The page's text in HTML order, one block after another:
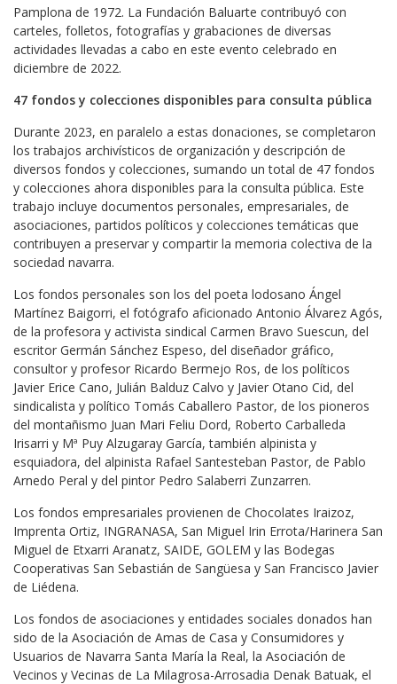
Pamplona de 1972. La Fundación Baluarte contribuyó con
carteles, folletos, fotografías y grabaciones de diversas
actividades llevadas a cabo en este evento celebrado en
diciembre de 2022.
47 fondos y colecciones disponibles para consulta pública
Durante 2023, en paralelo a estas donaciones, se completaron
los trabajos archivísticos de organización y descripción de
diversos fondos y colecciones, sumando un total de 47 fondos
y colecciones ahora disponibles para la consulta pública. Este
trabajo incluye documentos personales, empresariales, de
asociaciones, partidos políticos y colecciones temáticas que
contribuyen a preservar y compartir la memoria colectiva de la
sociedad navarra.
Los fondos personales son los del poeta lodosano Ángel
Martínez Baigorri, el fotógrafo aficionado Antonio Álvarez Agós,
de la profesora y activista sindical Carmen Bravo Suescun, del
escritor Germán Sánchez Espeso, del diseñador gráfico,
consultor y profesor Ricardo Bermejo Ros, de los políticos
Javier Erice Cano, Julián Balduz Calvo y Javier Otano Cid, del
sindicalista y político Tomás Caballero Pastor, de los pioneros
del montañismo Juan Mari Feliu Dord, Roberto Carballeda
Irisarri y Mª Puy Alzugaray García, también alpinista y
esquiadora, del alpinista Rafael Santesteban Pastor, de Pablo
Arnedo Peral y del pintor Pedro Salaberri Zunzarren.
Los fondos empresariales provienen de Chocolates Iraizoz,
Imprenta Ortiz, INGRANASA, San Miguel Irin Errota/Harinera San
Miguel de Etxarri Aranatz, SAIDE, GOLEM y las Bodegas
Cooperativas San Sebastián de Sangüesa y San Francisco Javier
de Liédena.
Los fondos de asociaciones y entidades sociales donados han
sido de la Asociación de Amas de Casa y Consumidores y
Usuarios de Navarra Santa María la Real, la Asociación de
Vecinos y Vecinas de La Milagrosa-Arrosadia Denak Batuak, el